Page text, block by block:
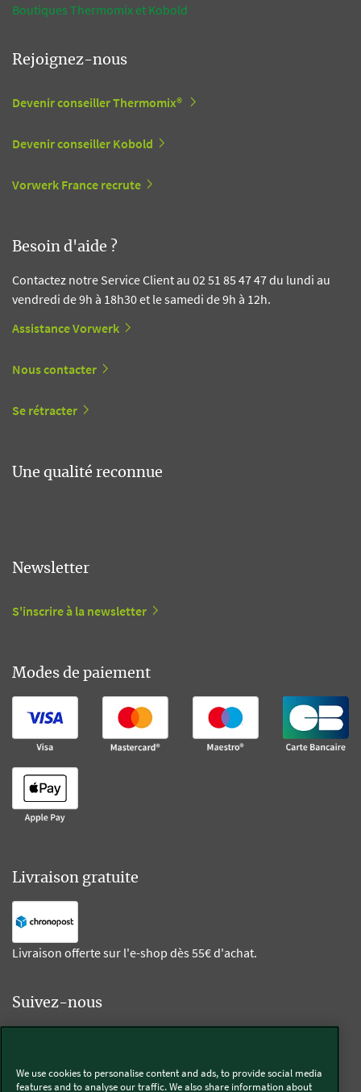
Boutiques Thermomix et Kobold
Rejoignez-nous
Devenir conseiller Thermomix®
Devenir conseiller Kobold
Vorwerk France recrute
Besoin d'aide ?
Contactez notre Service Client au 02 51 85 47 47 du lundi au
vendredi de 9h à 18h30 et le samedi de 9h à 12h.
Assistance Vorwerk
Nous contacter
Se rétracter
Une qualité reconnue
Newsletter
S'inscrire à la newsletter
Modes de paiement
Livraison gratuite
Livraison offerte sur l'e-shop dès 55€ d'achat.
Suivez-nous
We use cookies to personalise content and ads, to provide social media
features and to analyse our traffic. We also share information about